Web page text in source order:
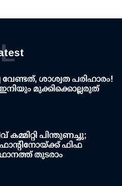
L
ശാശ്വത പരിഹാരം!
ഇനിയും മുക്കിക്കൊല്ലരുത്
കമ്മിറ്റി പിന്തുണച്ചു;
ഫിഫ
തുടരാം